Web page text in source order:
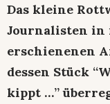
Das kleine
Journalisten in
erschienenen
dessen Stück
kippt …”